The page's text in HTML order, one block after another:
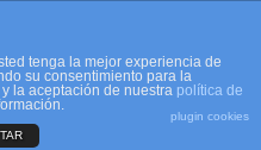
tenga la mejor experiencia de
su consentimiento para la
la aceptación de nuestra política de
plugin cookies